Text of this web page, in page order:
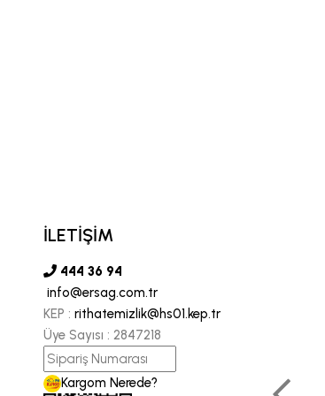
şirketimiz Ersağ' a
inancımızı
fazla enerjiyle
İLETİŞİM
444 36 94
info@ersag.com.tr
KEP : rithatemizlik@hs01.kep.tr
Üye Sayısı : 2847218
Kargom Nerede?